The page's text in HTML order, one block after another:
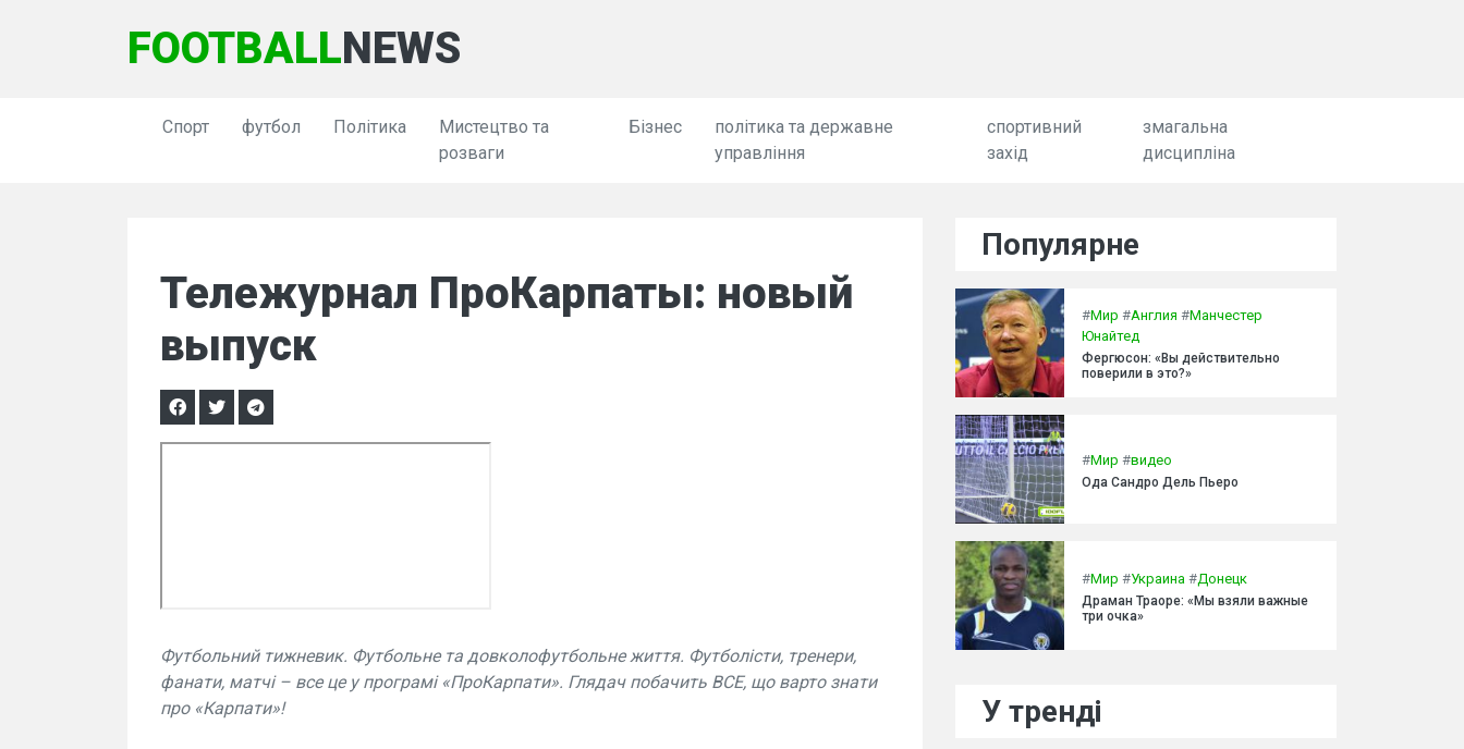
FOOTBALLNEWS
Спорт футбол Політика
Мистецтво та
розваги
Бізнес
політика та державне
управління
спортивний
захід
змагальна
дисципліна
Тележурнал ПроКарпаты: новый
выпуск
Футбольний тижневик. Футбольне та довколофутбольне життя. Футболісти, тренери,
фанати, матчі – все це у програмі «ПроКарпати». Глядач побачить ВСЕ, що варто знати
про «Карпати»!
Популярне
#Мир #Англия #Манчестер
Юнайтед
Фергюсон: «Вы действительно
поверили в это?»
#Мир #видео
Ода Сандро Дель Пьеро
#Мир #Украина #Донецк
Драман Траоре: «Мы взяли важные
три очка»
У тренді